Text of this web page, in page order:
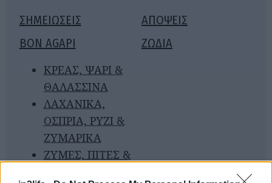
ΣΗΜΕΙΩΣΕΙΣ
ΑΠΟΨΕΙΣ
BON AGAPI
ΚΡΕΑΣ, ΨΑΡΙ &
ΘΑΛΑΣΣΙΝΑ
ΛΑΧΑΝΙΚΑ,
ΟΣΠΡΙΑ, ΡΥΖΙ &
ΖΥΜΑΡΙΚΑ
ΖΥΜΕΣ, ΠΙΤΕΣ &
ΖΩΔΙΑ